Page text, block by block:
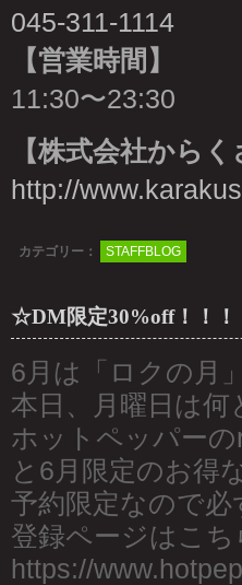
045-311-1114
【営業時間】
11:30〜23:30
【株式会社から
http://
カテゴリー： STAFFBLOG
☆DM限定30%off！！！
6月は「ロクの月」
本日、月曜日は何
ホットペッパー
と6月限定のお得
予約限定なので必
登録ページはこち
https://